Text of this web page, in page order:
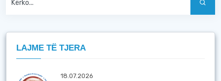
LAJME TË TJERA
18.07.2026